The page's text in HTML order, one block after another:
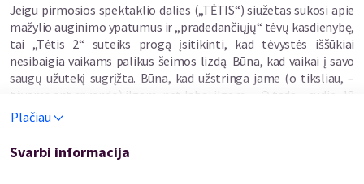
Jeigu pirmosios spektaklio dalies („TĖTIS“) siužetas sukosi apie
mažylio auginimo ypatumus ir „pradedančiųjų“ tėvų kasdienybę,
tai „Tėtis 2“ suteiks progą įsitikinti, kad tėvystės iššūkiai
nesibaigia vaikams palikus šeimos lizdą. Būna, kad vaikai į savo
saugų užutekį sugrįžta. Būna, kad užstringa jame (o tiksliau, –
tėvams ant sprando) ilgam, net labai ilgam… O tada – sudie, 18
metų laukta svajone, pagaliau pagyventi sau. SOS!!!
Komedijos žanro virtuozas Ramūnas Rudokas, kurio suvaidintas
Plačiau
Svarbi informacija